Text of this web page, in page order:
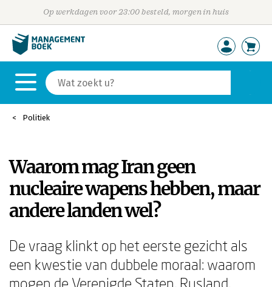
Op werkdagen voor 23:00 besteld, morgen in huis
Politiek
Waarom mag Iran geen
nucleaire wapens hebben, maar
andere landen wel?
De vraag klinkt op het eerste gezicht als
een kwestie van dubbele moraal: waarom
mogen de Verenigde Staten, Rusland,